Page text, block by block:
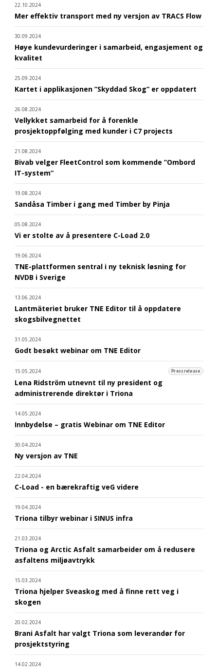
22.10.2024
Mer effektiv transport med ny versjon av TRACS Flow
30.09.2024
Høye kundevurderinger i samarbeid, engasjement og
kvalitet
25.09.2024
Kartet i applikasjonen ”Skyddad Skog” er oppdatert
26.08.2024
Vellykket samarbeid for å forenkle
prosjektoppfølging med kunder i C7 projects
21.08.2024
Bivab velger FleetControl som kommende ”Ombord
IT-system”
19.08.2024
Sandåsa Timber i gang med Timber by Pinja
05.08.2024
Vi er stolte av å presentere C-Load 2.0
19.06.2024
TNE-plattformen sentral i ny teknisk løsning for
NVDB i Sverige
13.06.2024
Lantmäteriet bruker TNE Editor til å oppdatere
skogsbilvegnettet
31.05.2024
Godt besøkt webinar om TNE Editor
15.05.2024 Pressrelease
Lena Ridström utnevnt til ny president og
administrerende direktør i Triona
14.05.2024
Innbydelse – gratis Webinar om TNE Editor
30.04.2024
Ny versjon av TNE
22.04.2024
C-Load - en bærekraftig veG videre
19.04.2024
Triona tilbyr webinar i SINUS infra
21.03.2024
Triona og Arctic Asfalt samarbeider om å redusere
asfaltens miljøavtrykk
15.03.2024
Triona hjelper Sveaskog med å finne rett veg i
skogen
20.02.2024
Brani Asfalt har valgt Triona som leverandør for
prosjektstyring
14.02.2024